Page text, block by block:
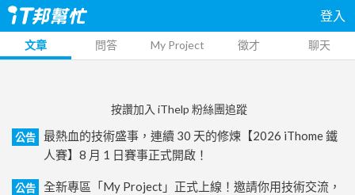
登入
文章 問答 My Project 徵才 聊天
按讚加入 iThelp 粉絲團追蹤
公告
最熱血的技術盛事，連續 30 天的修煉【2026 iThome 鐵
人賽】8 月 1 日賽事正式開啟！
公告
全新專區「My Project」正式上線！邀請你用技術交流，